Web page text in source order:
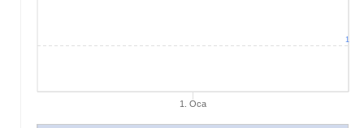
1. Oca
1